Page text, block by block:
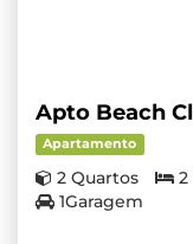
Apto Beach
Apartamento
2 Quartos 2
1Garagem